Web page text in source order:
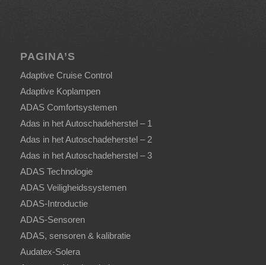
PAGINA’S
Adaptive Cruise Control
Adaptive Koplampen
ADAS Comfortsystemen
Adas in het Autoschadeherstel – 1
Adas in het Autoschadeherstel – 2
Adas in het Autoschadeherstel – 3
ADAS Technologie
ADAS Veiligheidssystemen
ADAS-Introductie
ADAS-Sensoren
ADAS, sensoren & kalibratie
Audatex-Solera